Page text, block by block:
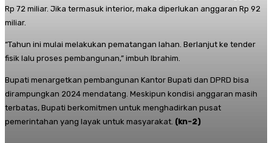
Rp 72 miliar. Jika termasuk interior, maka diperlukan anggaran Rp 92
miliar.
“Tahun ini mulai melakukan pematangan lahan. Berlanjut ke tender
fisik lalu proses pembangunan,” imbuh Ibrahim.
Bupati menargetkan pembangunan Kantor Bupati dan DPRD bisa
dirampungkan 2024 mendatang. Meskipun kondisi anggaran masih
terbatas, Bupati berkomitmen untuk menghadirkan pusat
pemerintahan yang layak untuk masyarakat. (kn-2)